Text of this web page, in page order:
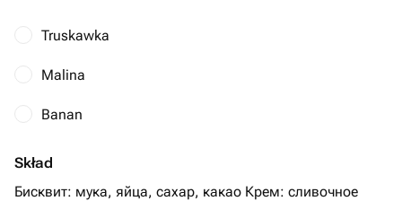
Truskawka
Malina
Banan
Skład
Бисквит: мука, яйца, сахар, какао Крем: сливочное